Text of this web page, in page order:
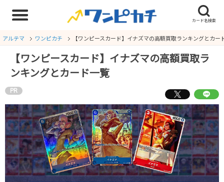
アルテマ ワンピカチ 【ワンピースカード】イナズマの高額買取ランキングとカー
【ワンピースカード】イナズマの高額買取ラ
ンキングとカード一覧
PR